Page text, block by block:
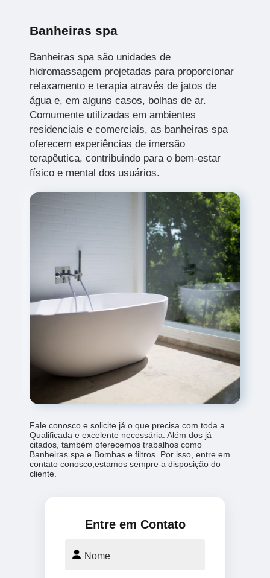
Banheiras spa
Banheiras spa são unidades de
hidromassagem projetadas para proporcionar
relaxamento e terapia através de jatos de
água e, em alguns casos, bolhas de ar.
Comumente utilizadas em ambientes
residenciais e comerciais, as banheiras spa
oferecem experiências de imersão
terapêutica, contribuindo para o bem-estar
físico e mental dos usuários.
Fale conosco e solicite já o que precisa com toda a
Qualificada e excelente necessária. Além dos já
citados, também oferecemos trabalhos como
Banheiras spa e Bombas e filtros. Por isso, entre em
contato conosco,estamos sempre a disposição do
cliente.
Entre em Contato